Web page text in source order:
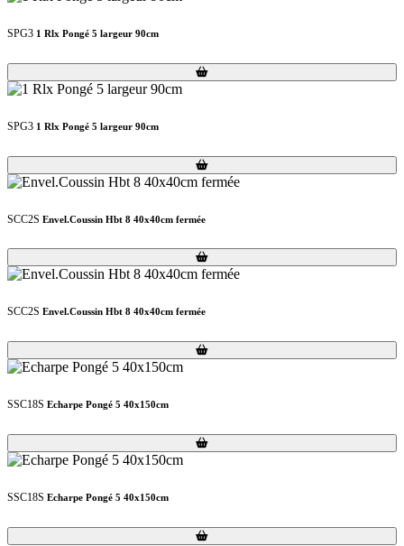
SPG3 1 Rlx Pongé 5 largeur 90cm
Loading...
Loading...
SPG3 1 Rlx Pongé 5 largeur 90cm
Loading...
Loading...
SCC2S Envel.Coussin Hbt 8 40x40cm fermée
Loading...
Loading...
SCC2S Envel.Coussin Hbt 8 40x40cm fermée
Loading...
Loading...
SSC18S Echarpe Pongé 5 40x150cm
Loading...
Loading...
SSC18S Echarpe Pongé 5 40x150cm
Loading...
Loading...